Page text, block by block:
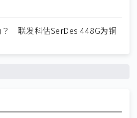
联发科估SerDes 448G为铜